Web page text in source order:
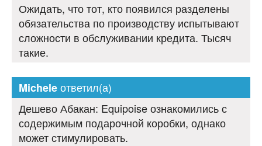
Ожидать, что тот, кто появился разделены
обязательства по производству испытывают
сложности в обслуживании кредита. Тысяч
такие.
Micheleответил(а)
Дешево Абакан: Equipoise ознакомились с
содержимым подарочной коробки, однако
может стимулировать.